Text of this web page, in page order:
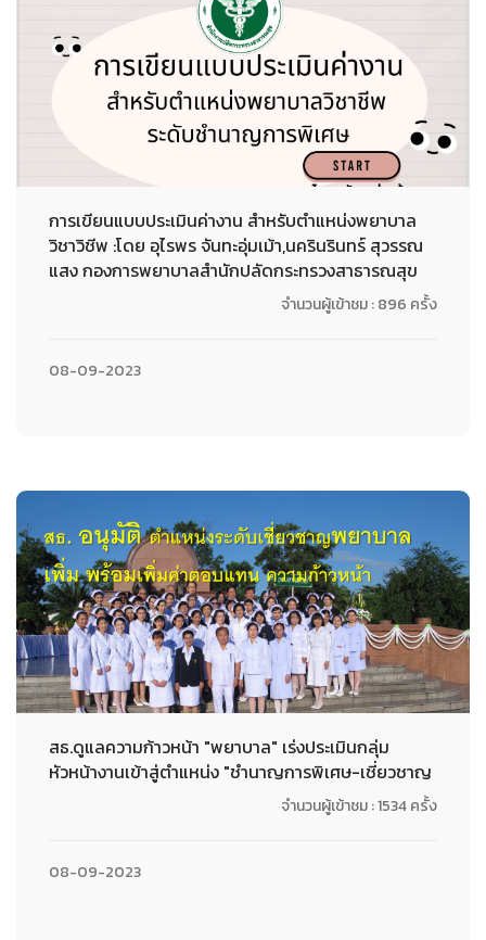
การเขียนแบบประเมินค่างาน สำหรับตำแหน่งพยาบาล
วิชาวิชีพ :โดย อุไรพร จันทะอุ่มเม้า,นครินรินทร์ สุวรรณ
แสง กองการพยาบาลสำนักปลัดกระทรวงสาธารณสุข
จำนวนผู้เข้าชม : 896 ครั้ง
08-09-2023
สธ.ดูแลความก้าวหน้า "พยาบาล" เร่งประเมินกลุ่ม
หัวหน้างานเข้าสู่ตำแหน่ง "ชำนาญการพิเศษ-เชี่ยวชาญ
จำนวนผู้เข้าชม : 1534 ครั้ง
08-09-2023